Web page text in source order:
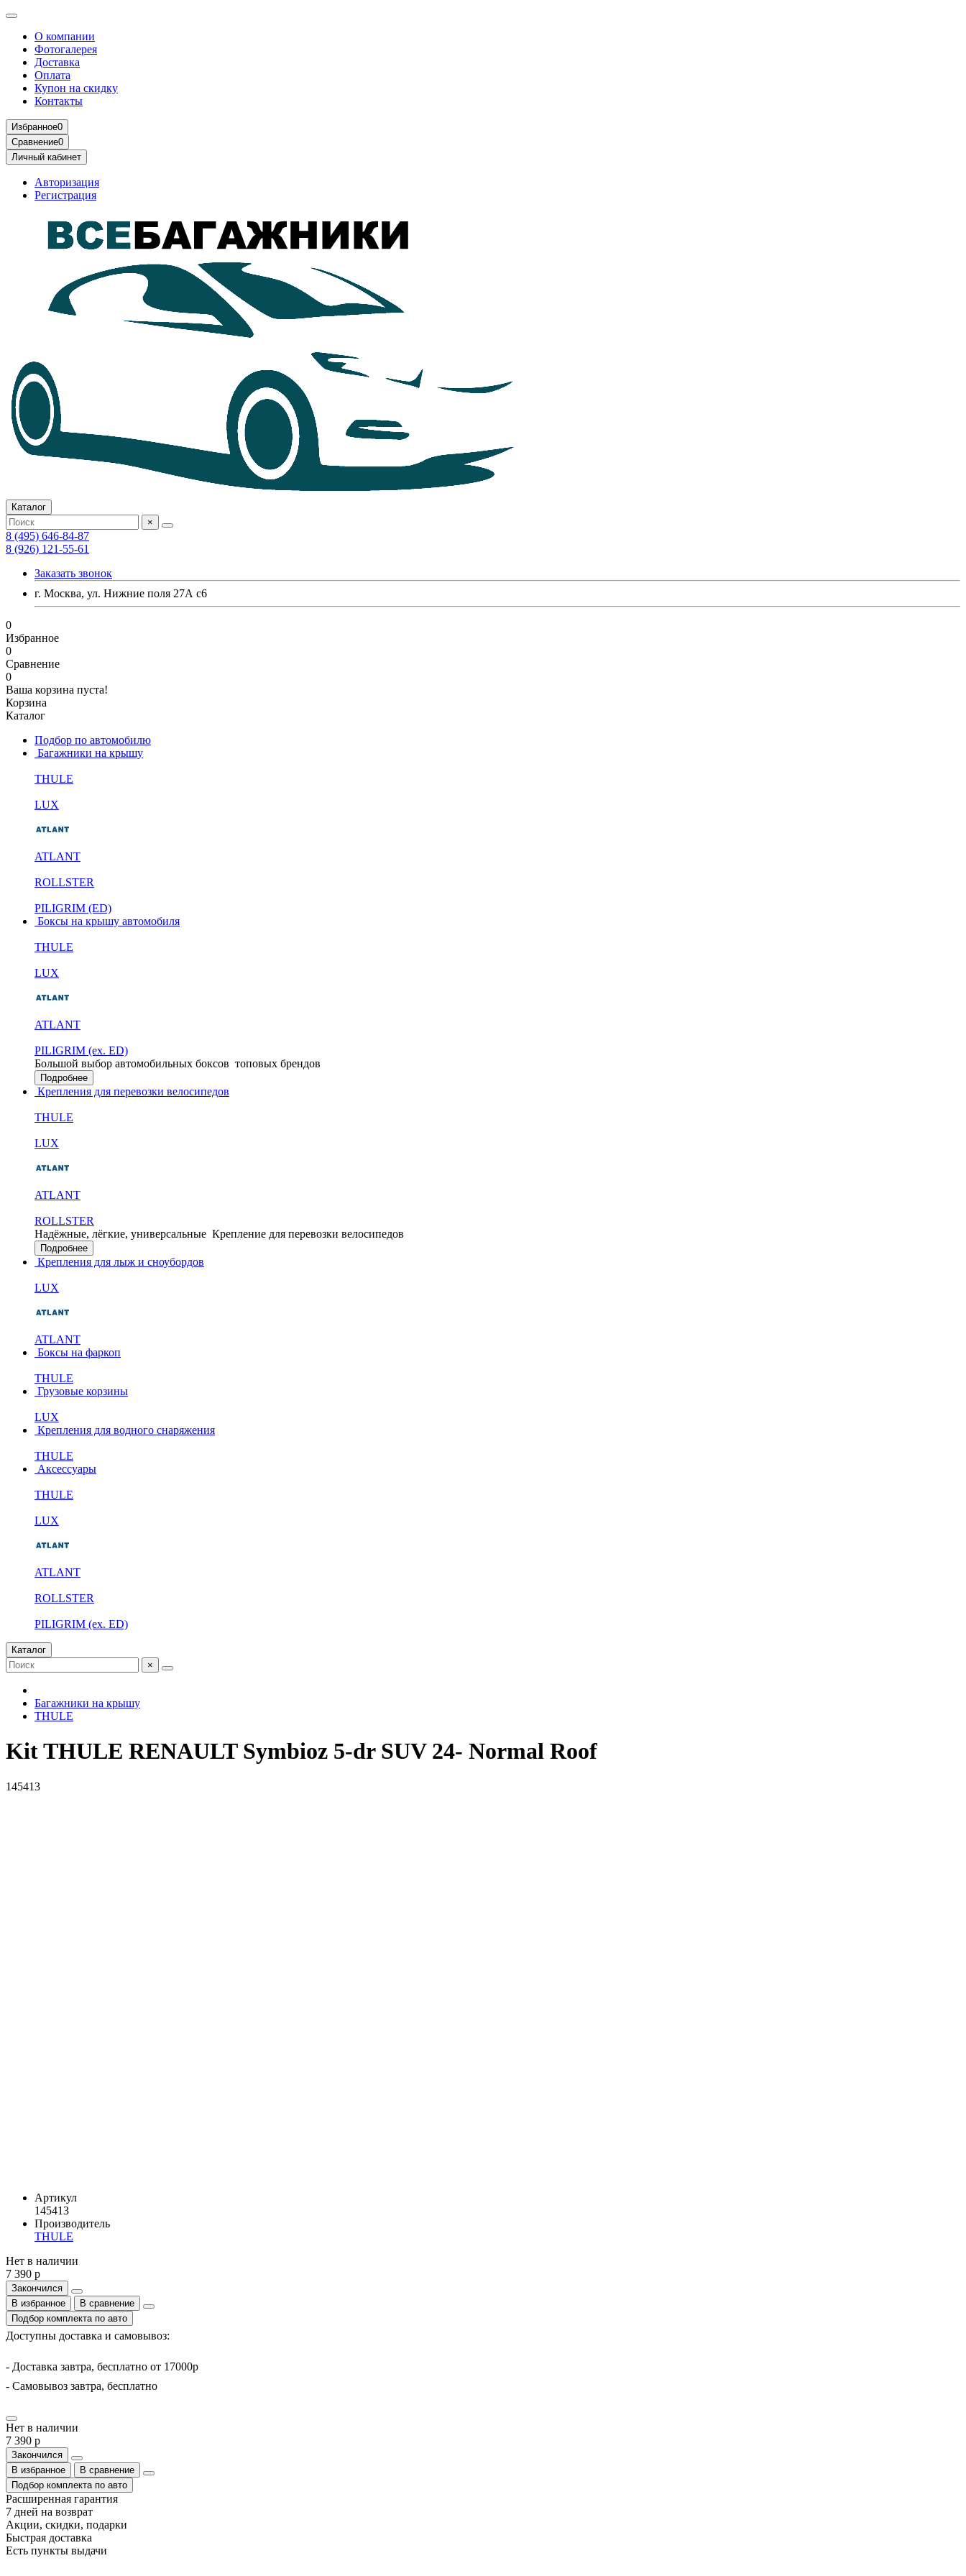
О компании
Фотогалерея
Доставка
Оплата
Купон на скидку
Контакты
Избранное0
Сравнение0
Личный кабинет
Авторизация
Регистрация
Каталог
×
8 (495) 646-84-87
8 (926) 121-55-61
Заказать звонок
г. Москва, ул. Нижние поля 27А с6
0
Избранное
0
Сравнение
0
Ваша корзина пуста!
Корзина
Каталог
Подбор по автомобилю
Багажники на крышу
THULE
LUX
ATLANT
ROLLSTER
PILIGRIM (ED)
Боксы на крышу автомобиля
THULE
LUX
ATLANT
PILIGRIM (ex. ED)
Большой выбор автомобильных боксов топовых брендов
Подробнее
Крепления для перевозки велосипедов
THULE
LUX
ATLANT
ROLLSTER
Надёжные, лёгкие, универсальные Крепление для перевозки велосипедов
Подробнее
Крепления для лыж и сноубордов
LUX
ATLANT
Боксы на фаркоп
THULE
Грузовые корзины
LUX
Крепления для водного снаряжения
THULE
Аксессуары
THULE
LUX
ATLANT
ROLLSTER
PILIGRIM (ex. ED)
Каталог
×
Багажники на крышу
THULE
Kit THULE RENAULT Symbioz 5-dr SUV 24- Normal Roof
145413
Артикул
145413
Производитель
THULE
Нет в наличии
7 390 р
Закончился
В избранное
В сравнение
Подбор комплекта по авто
Доступны доставка и самовывоз:
- Доставка завтра, бесплатно от 17000р
- Самовывоз завтра, бесплатно
Нет в наличии
7 390 р
Закончился
В избранное
В сравнение
Подбор комплекта по авто
Расширенная гарантия
7 дней на возврат
Акции, скидки, подарки
Быстрая доставка
Есть пункты выдачи